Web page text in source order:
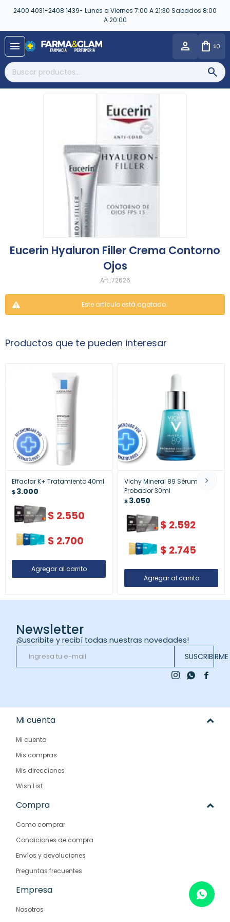
2400 4031-2408 1439- Lunes a Viernes 7:00 A 21:30 Sabados 8:00
A 20:00
menu $0
Eucerin Hyaluron Filler Crema Contorno
Ojos
72626
Este artículo está agotado.
Productos que te pueden interesar
Effaclar K+ Tratamiento 40ml
$3.000
$ 2.550
$ 2.700
Vichy Mineral 89 Sérum
Probador 30ml
$3.050
$ 2.592
$ 2.745
Newsletter
¡Suscribite y recibí todas nuestras novedades!
SUSCRIBIRME

 
Mi cuenta
Mi cuenta
Mis compras
Mis direcciones
Wish List
Compra
Como comprar
Condiciones de compra
Envíos y devoluciones
Preguntas frecuentes
Empresa
Nosotros